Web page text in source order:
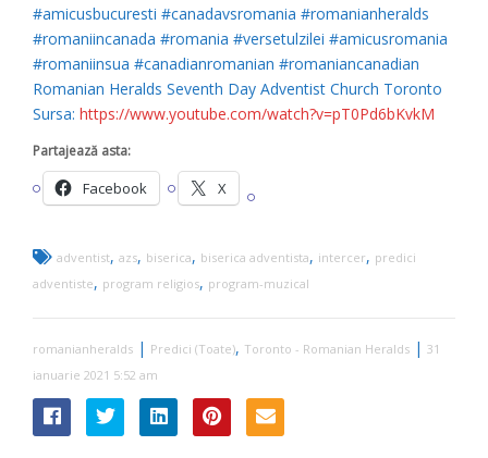
#amicusbucuresti #canadavsromania #romanianheralds
#romaniincanada #romania #versetulzilei #amicusromania
#romaniinsua #canadianromanian #romaniancanadian
Romanian Heralds Seventh Day Adventist Church Toronto
Sursa: https://www.youtube.com/watch?v=pT0Pd6bKvkM
Partajează asta:
Facebook X
adventist, azs, biserica, biserica adventista, intercer, predici
adventiste, program religios, program-muzical
romanianheralds | Predici (Toate), Toronto - Romanian Heralds | 31
ianuarie 2021 5:52 am